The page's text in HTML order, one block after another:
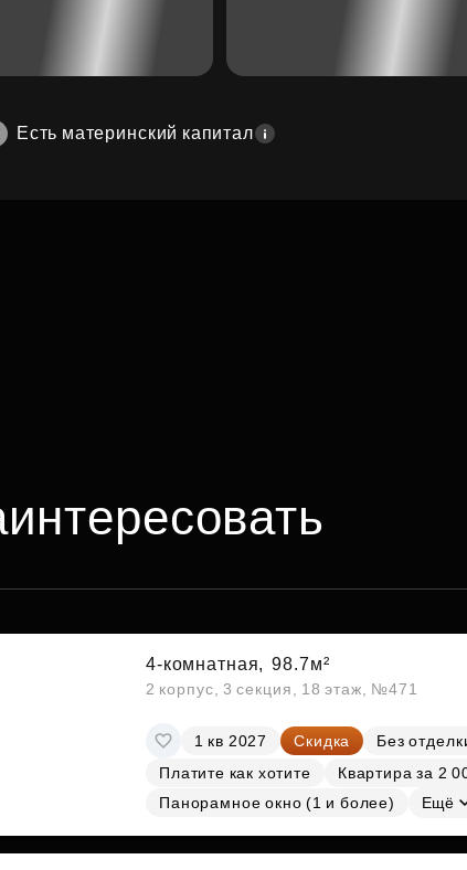
Есть материнский капитал
4-комнатная, 98.7м²
2 корпус, 3 секция, 18 этаж, №471
1 кв 2027 Скидка
Без
Платите как хотите
Квартира за 2
Панорамное окно (1 и более)
Ещё